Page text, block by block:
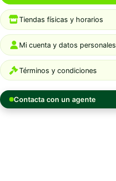
Tiendas físicas y horarios
Mi cuenta y datos personales
Términos y condiciones
Contacta con un agente